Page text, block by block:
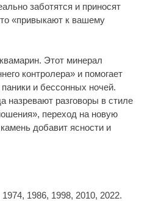
заботятся и приносят
«привыкают к вашему
Этот минерал
контролера» и помогает
и бессонных ночей.
назревают разговоры в стиле
переход на новую
добавит ясности и
1986, 1998, 2010, 2022.